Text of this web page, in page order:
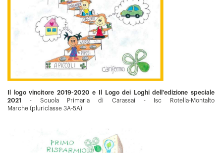
Il logo vincitore 2019-2020 e Il Logo dei Loghi dell'edizione speciale
2021 - Scuola Primaria di Carassai - Isc Rotella-Montalto
Marche (pluriclasse 3A-5A)